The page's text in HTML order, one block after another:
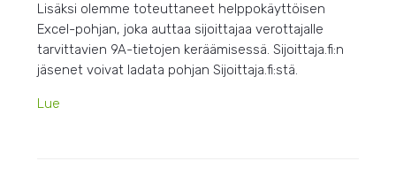
Lisäksi olemme toteuttaneet helppokäyttöisen
Excel-pohjan, joka auttaa sijoittajaa verottajalle
tarvittavien 9A-tietojen keräämisessä. Sijoittaja.fi:n
jäsenet voivat ladata pohjan Sijoittaja.fi:stä.
Lue